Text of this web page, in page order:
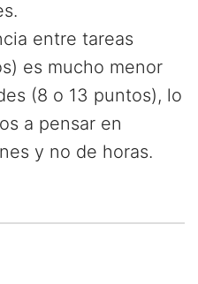
entre tareas
es mucho menor
(8 o 13 puntos), lo
a pensar en
y no de horas.